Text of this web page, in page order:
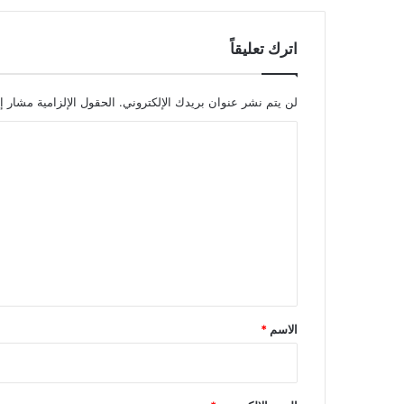
اترك تعليقاً
لن يتم نشر عنوان بريدك الإلكتروني. الحقول الإلزامية مشار
*
الاسم *